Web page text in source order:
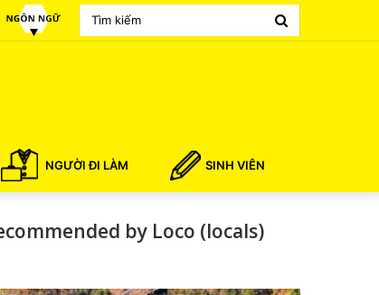
NGƯỜI ĐI LÀM SINH VIÊN
by Loco (locals)